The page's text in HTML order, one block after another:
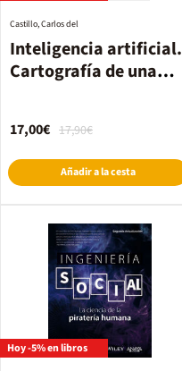
Inteligencia artificial.
Cartografía de una
Castillo, Carlos del
17,90€
17,00€
Añadir a la cesta
Hoy -5% en libros